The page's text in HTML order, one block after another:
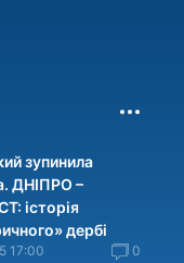
зупинила
ДНІПРО –
історія
дербі
17:00 0